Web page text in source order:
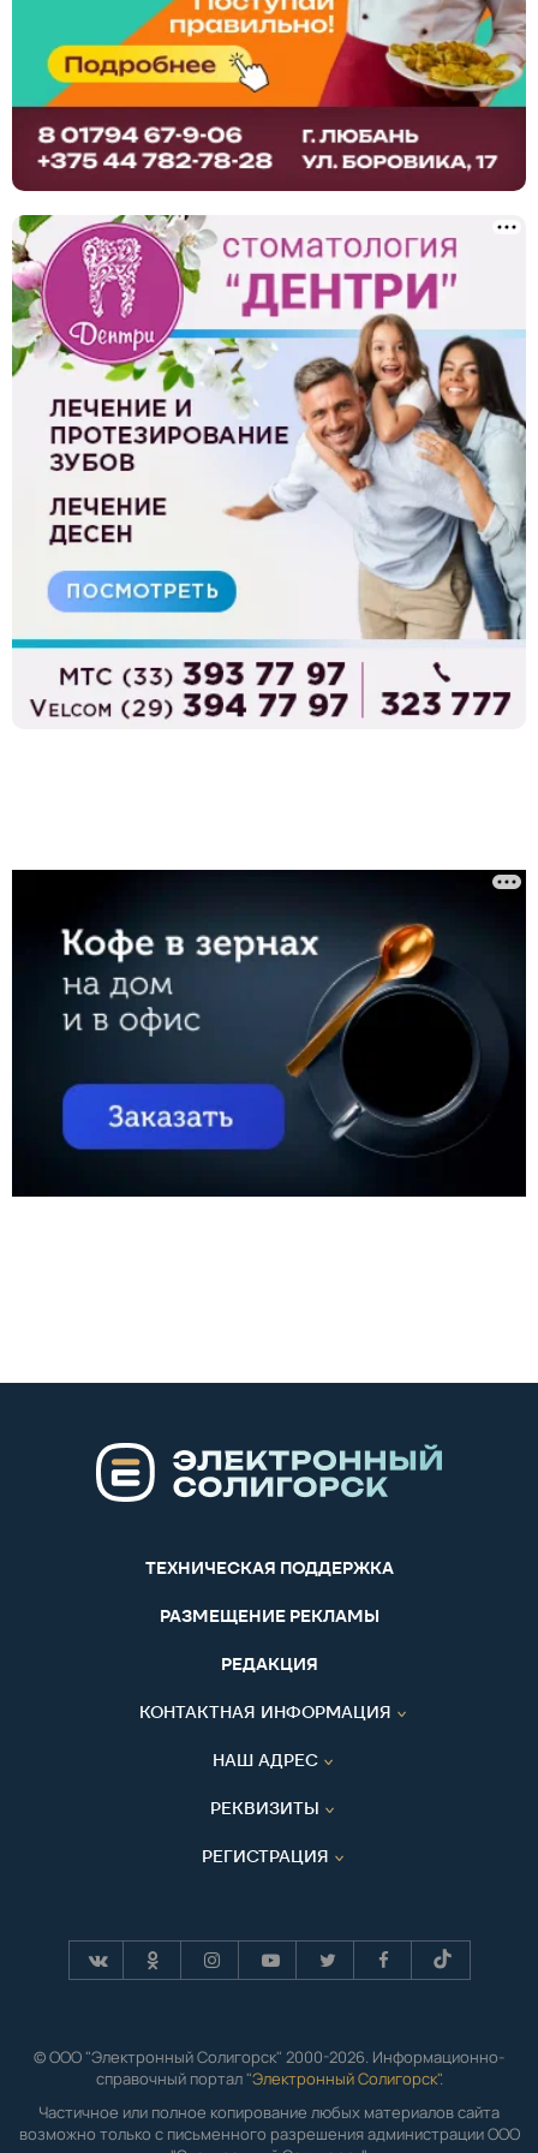
Юридические услуги
Ландшафтный дизайн, благоустройство
Сантехнические услуги
Клининг, уборка
ТЕХНИЧЕСКАЯ ПОДДЕРЖКА
РАЗМЕЩЕНИЕ РЕКЛАМЫ
РЕДАКЦИЯ
КОНТАКТНАЯ ИНФОРМАЦИЯ
НАШ АДРЕС
РЕКВИЗИТЫ
РЕГИСТРАЦИЯ
© ООО "Электронный Солигорск" 2000-2026. Информационно-
справочный портал "Электронный Солигорск".
Частичное или полное копирование любых материалов сайта
возможно только с письменного разрешения администрации ООО